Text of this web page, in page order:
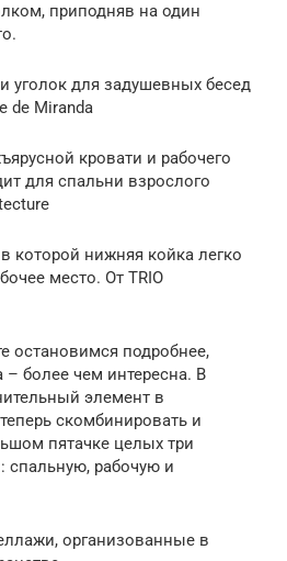
приподняв на один
уголок для задушевных бесед
de Miranda
кровати и рабочего
для спальни взрослого
которой нижняя койка легко
место. От TRIO
остановимся подробнее,
– более чем интересна. В
элемент в
скомбинировать и
пятачке целых три
рабочую и
организованные в